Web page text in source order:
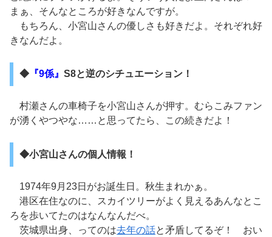
まぁ、そんなところが好きなんですが。
もちろん、小宮山さんの優しさも好きだよ。それぞれ好
きなんだよ。
◆『9係』 S8と逆のシチュエーション！
村瀬さんの車椅子を小宮山さんが押す。むらこみファン
が湧くやつやな……と思ってたら、この続きだよ！
◆小宮山さんの個人情報！
1974年9月23日がお誕生日。秋生まれかぁ。
港区在住なのに、スカイツリーがよく見えるあんなとこ
ろを歩いてたのはなんなんだべ。
茨城県出身、ってのは去年の話と矛盾してるぞ！ おい